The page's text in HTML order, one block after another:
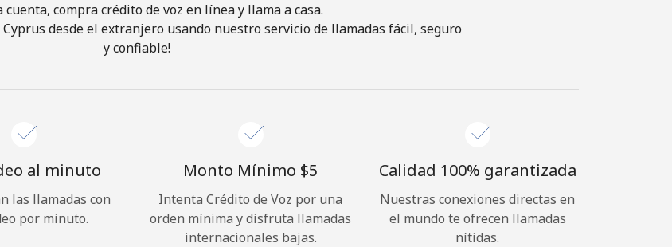
¡Hola!
¿Olvidaste tu contraseña? →
cuenta, compra crédito de voz en línea y llama a casa.
Cyprus desde el extranjero usando nuestro servicio de llamadas fácil, seguro
y confiable!
al minuto
las llamadas con
por minuto.
Monto Mínimo ⁦$5⁩
Intenta Crédito de Voz por una
orden mínima y disfruta llamadas
internacionales bajas.
Calidad 100% garantizada
Nuestras conexiones directas en
el mundo te ofrecen llamadas
nítidas.